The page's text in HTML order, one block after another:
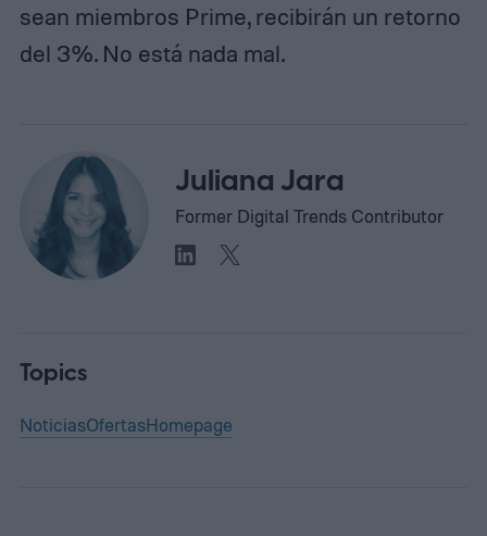
sean miembros Prime, recibirán un retorno
del 3%. No está nada mal.
Juliana Jara
Former Digital Trends Contributor
Topics
NoticiasOfertasHomepage